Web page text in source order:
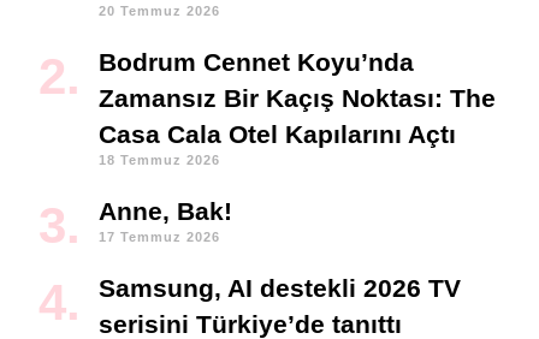
20 Temmuz 2026
Bodrum Cennet Koyu’nda
Zamansız Bir Kaçış Noktası: The
Casa Cala Otel Kapılarını Açtı
18 Temmuz 2026
Anne, Bak!
17 Temmuz 2026
Samsung, AI destekli 2026 TV
serisini Türkiye’de tanıttı